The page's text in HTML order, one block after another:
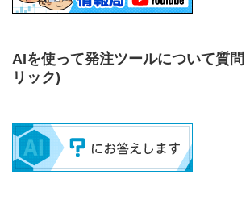
AIを使って発注ツールについて質問
リック)